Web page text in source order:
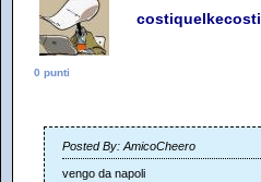
costiquelkecosti
0 punti
Posted By: AmicoCheero
vengo da napoli